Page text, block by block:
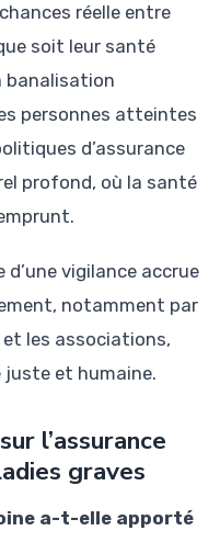
réelle entre
soit leur santé
banalisation
personnes atteintes
d’assurance
profond, où la santé
d’une vigilance accrue
notamment par
les associations,
juste et humaine.
l’assurance
graves
a-t-elle apporté